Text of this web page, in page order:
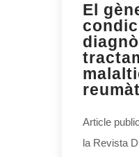
El
Article
la Revista